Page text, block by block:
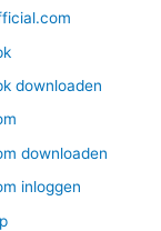
downloaden
downloaden
inloggen